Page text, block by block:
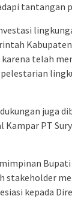
tantangan
telah
juga
Kampar PT
stakeholder
kepada